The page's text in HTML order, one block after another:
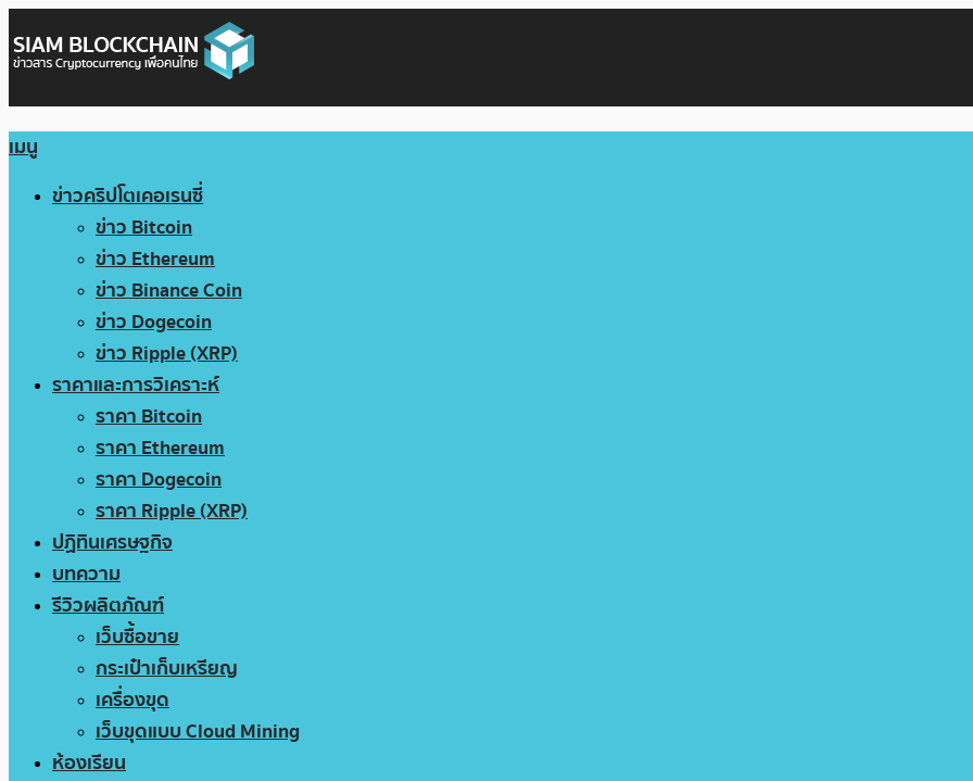
เมนู
ข่าวคริปโตเคอเรนซี่
ข่าว Bitcoin
ข่าว Ethereum
ข่าว Binance Coin
ข่าว Dogecoin
ข่าว Ripple (XRP)
ราคาและการวิเคราะห์
ราคา Bitcoin
ราคา Ethereum
ราคา Dogecoin
ราคา Ripple (XRP)
ปฏิทินเศรษฐกิจ
บทความ
รีวิวผลิตภัณฑ์
เว็บซื้อขาย
กระเป๋าเก็บเหรียญ
เครื่องขุด
เว็บขุดแบบ Cloud Mining
ห้องเรียน